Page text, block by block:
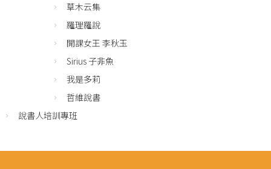
草木云集
羅理羅說
開課女王 李秋玉
Sirius 子非魚
我是多莉
哲維說書
說書人培訓專班